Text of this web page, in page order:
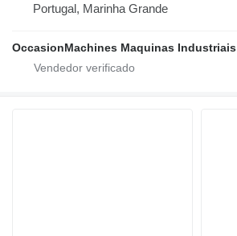
Portugal, Marinha Grande
OccasionMachines Maquinas Industriais